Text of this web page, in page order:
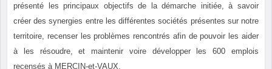
présenté les principaux objectifs de la démarche initiée, à savoir
créer des synergies entre les différentes sociétés présentes sur notre
territoire, recenser les problèmes rencontrés afin de pouvoir les aider
à les résoudre, et maintenir voire développer les 600 emplois
recensés à MERCIN-et-VAUX.